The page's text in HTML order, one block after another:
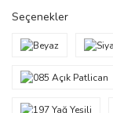
Seçenekler